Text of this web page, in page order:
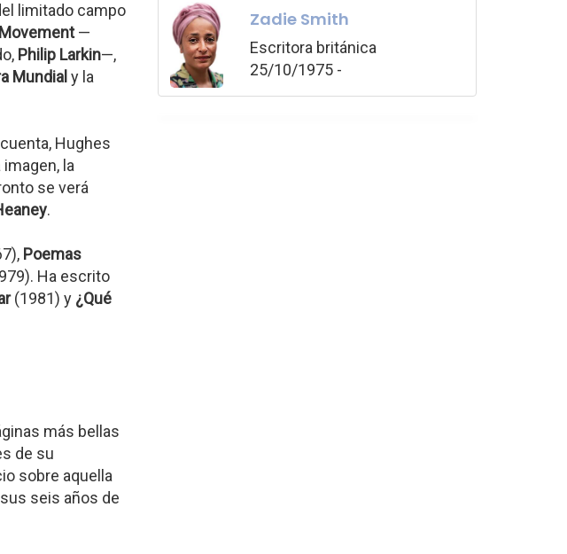
limitado campo
Movement—
Philip Larkin—,
Mundial y la
Hughes
la
se verá
.
Poemas
Ha escrito
(1981) y ¿Qué
más bellas
de su
sobre aquella
seis años de
Zadie Smith
Escritora británica
25/10/1975 -